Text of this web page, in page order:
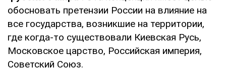
обосновать претензии России на влияние на
все государства, возникшие на территории,
где когда-то существовали Киевская Русь,
Московское царство, Российская империя,
Советский Союз.